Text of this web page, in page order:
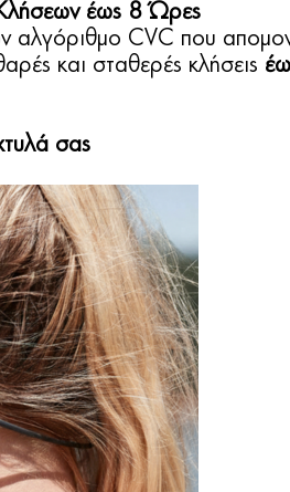
έως 8 Ώρες
CVC που
και σταθερές κλήσεις
σας